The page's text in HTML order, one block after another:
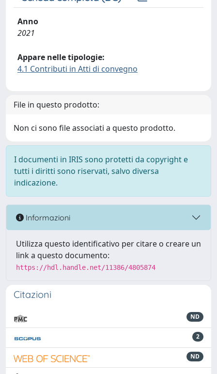
Anno
2021
Appare nelle tipologie:
4.1 Contributi in Atti di convegno
File in questo prodotto:
Non ci sono file associati a questo prodotto.
I documenti in IRIS sono protetti da copyright e
tutti i diritti sono riservati, salvo diversa
indicazione.
Informazioni
Utilizza questo identificativo per citare o creare un
link a questo documento:
https://hdl.handle.net/11386/4805874
Citazioni
ND
2
ND